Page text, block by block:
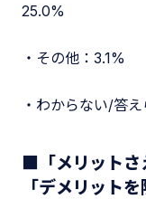
25.0%
・その他：3.1%
・わからない/答
■「メリットさ
「デメリット